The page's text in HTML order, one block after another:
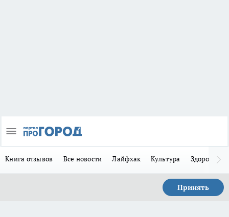
Книга отзывов Все новости Лайфхак Культура Здоровье
Принять